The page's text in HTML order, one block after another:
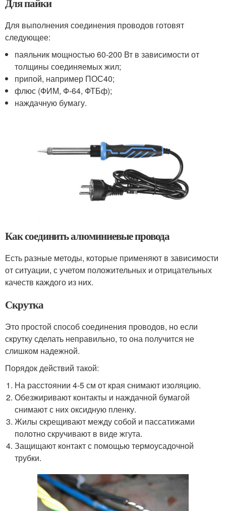
Для пайки
Для выполнения соединения проводов готовят
следующее:
паяльник мощностью 60-200 Вт в зависимости от
толщины соединяемых жил;
припой, например ПОС40;
флюс (ФИМ, Ф-64, ФТБф);
наждачную бумагу.
Как соединить алюминиевые провода
Есть разные методы, которые применяют в зависимости
от ситуации, с учетом положительных и отрицательных
качеств каждого из них.
Скрутка
Это простой способ соединения проводов, но если
скрутку сделать неправильно, то она получится не
слишком надежной.
Порядок действий такой:
На расстоянии 4-5 см от края снимают изоляцию.
Обезжиривают контакты и наждачной бумагой
снимают с них оксидную пленку.
Жилы скрещивают между собой и пассатижами
полотно скручивают в виде жгута.
Защищают контакт с помощью термоусадочной
трубки.